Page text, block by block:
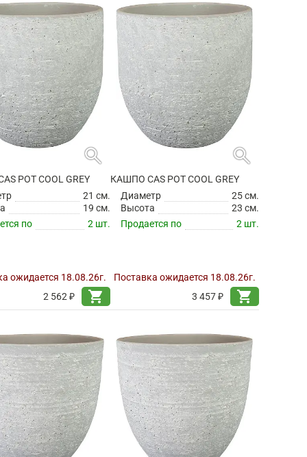
search
POT COOL GREY
21 см.
19 см.
по
2 шт.
ожидается 18.08.26г.
2 562 ₽
shopping_cart
search
КАШПО CAS POT COOL GREY
Диаметр
25 см.
Высота
23 см.
Продается по
2 шт.
Поставка ожидается 18.08.26г.
3 457 ₽
shopping_cart